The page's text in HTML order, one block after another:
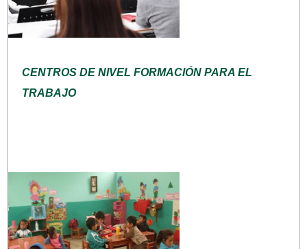
CENTROS DE NIVEL FORMACIÓN PARA EL
TRABAJO